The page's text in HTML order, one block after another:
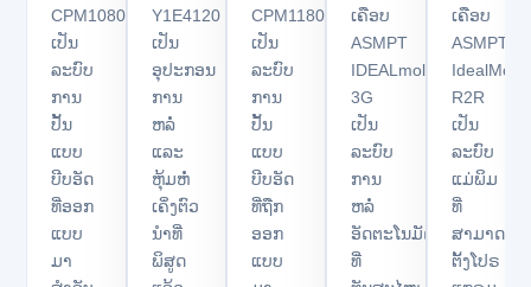
ດິນ
ເຜົາ
Towa
CPM1080
CPM1080
ເປັນ
ລະບົບ
ການ
ປັ້ນ
ແບບ
ບີບອັດ
ທີ່ອອກ
ແບບ
ມາ
ດິນ
ເຜົາ
Towa
Y1E4120
Y1E4120
ເປັນ
ອຸປະກອນ
ການ
ຫລໍ່
ແລະ
ຫຸ້ມຫໍ່
ເຄິ່ງຕົວ
ນຳທີ່
ພິສູດ
ດິນ
ເຜົາ
Towa
CPM1180
CPM1180
ເປັນ
ລະບົບ
ການ
ປັ້ນ
ແບບ
ບີບອັດ
ທີ່ຖືກ
ອອກ
ແບບ
ຕາ
ພາດ
ສະຕິກ
ASMPT
IDEALmold
3G
ເຄືອບ
ASMPT
IDEALmold™
3G
ເປັນ
ລະບົບ
ການ
ຫລໍ່
ອັດຕະໂນມັດ
ທີ່
ຕາ
ພາດ
ສະຕິກ
ASMPT
R2R
ເຄືອບ
ASMPT
R2R
ເປັນ
ລະບົບ
ແມ່ພິມ
ທີ່
ສາມາດ
ຕັ້ງໂປຣ